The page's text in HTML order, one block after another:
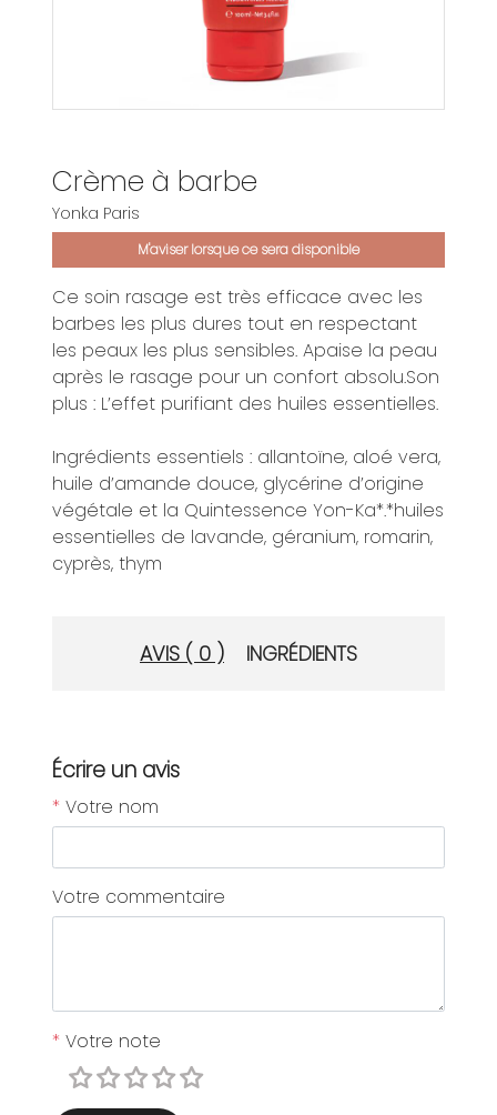
Crème à barbe
Yonka Paris
M'aviser lorsque ce sera disponible
Ce soin rasage est très efficace avec les
barbes les plus dures tout en respectant
les peaux les plus sensibles. Apaise la peau
après le rasage pour un confort absolu.Son
plus : L’effet purifiant des huiles essentielles.
Ingrédients essentiels : allantoïne, aloé vera,
huile d’amande douce, glycérine d’origine
végétale et la Quintessence Yon-Ka*.*huiles
essentielles de lavande, géranium, romarin,
cyprès, thym
AVIS ( 0 ) INGRÉDIENTS
Écrire un avis
* Votre nom
Votre commentaire
* Votre note